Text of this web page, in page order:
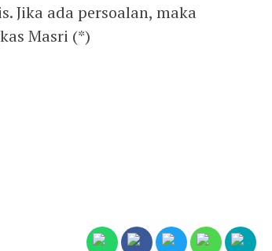
Jika ada persoalan, maka
Masri (*)